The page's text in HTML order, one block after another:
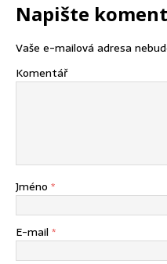
Napište
Vaše e-mailová adresa
Komentář
Jméno *
E-mail *